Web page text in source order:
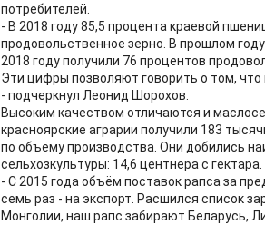
потребителей.
- В 2018 году 85,5 процента краевой
продовольственное зерно. В прошлом
2018 году получили 76 процентов
Эти цифры позволяют говорить о том,
- подчеркнул Леонид Шорохов.
Высоким качеством отличаются и
красноярские аграрии получили 183
по объёму производства. Они добились
сельхозкультуры: 14,6 центнера с гектара.
- С 2015 года объём поставок рапса за
семь раз - на экспорт. Расшился список
Монголии, наш рапс забирают Беларусь,